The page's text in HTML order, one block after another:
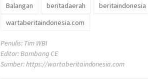
Balangan beritadaerah beritaindonesia
wartaberitaindonesia.com
Penulis: Tim WBI
Editor: Bambang CE
Sumber:https://wartaberitaindonesia.com